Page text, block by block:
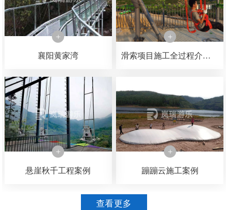
襄阳黄家湾 滑索项目施工全过程介绍，可以了解一下滑索是如何一步一步施工完成的
悬崖秋千工程案例 蹦蹦云施工案例
查看更多